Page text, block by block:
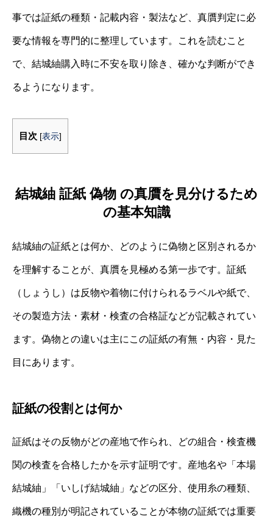
事では証紙の種類・記載内容・製法など、真贋判定に必
要な情報を専門的に整理しています。これを読むこと
で、結城紬購入時に不安を取り除き、確かな判断ができ
るようになります。
目次 [表示]
結城紬 証紙 偽物 の真贋を見分けるため
の基本知識
結城紬の証紙とは何か、どのように偽物と区別されるか
を理解することが、真贋を見極める第一歩です。証紙
（しょうし）は反物や着物に付けられるラベルや紙で、
その製造方法・素材・検査の合格証などが記載されてい
ます。偽物との違いは主にこの証紙の有無・内容・見た
目にあります。
証紙の役割とは何か
証紙はその反物がどの産地で作られ、どの組合・検査機
関の検査を合格したかを示す証明です。産地名や「本場
結城紬」「いしげ結城紬」などの区分、使用糸の種類、
織機の種別が明記されていることが本物の証紙では重要